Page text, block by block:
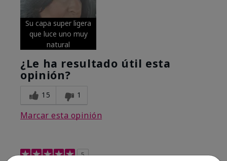
Su capa super ligera
que luce uno muy
natural
¿Le ha resultado útil esta
opinión?
15 1
Marcar esta opinión
5